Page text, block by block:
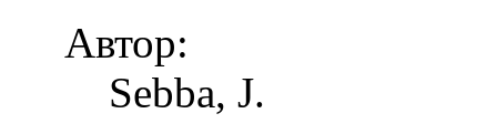
Автор:
Sebba, J.